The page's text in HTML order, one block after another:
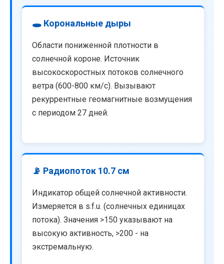
🕳️ Корональные дыры
Области пониженной плотности в
солнечной короне. Источник
высокоскоростных потоков солнечного
ветра (600-800 км/с). Вызывают
рекуррентные геомагнитные возмущения
с периодом 27 дней.
📡 Радиопоток 10.7 см
Индикатор общей солнечной активности.
Измеряется в s.f.u. (солнечных единицах
потока). Значения >150 указывают на
высокую активность, >200 - на
экстремальную.